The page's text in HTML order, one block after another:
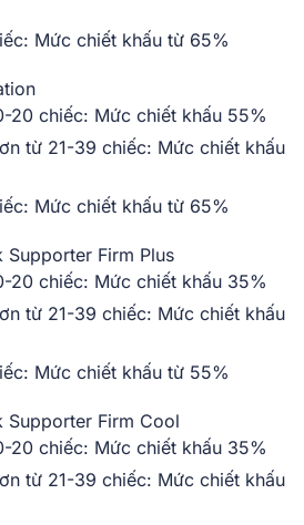
Mức chiết khấu từ 65%
20 chiếc: Mức chiết khấu 55%
từ 21-39 chiếc: Mức chiết khấu
Mức chiết khấu từ 65%
Supporter Firm Plus
20 chiếc: Mức chiết khấu 35%
từ 21-39 chiếc: Mức chiết khấu
Mức chiết khấu từ 55%
Supporter Firm Cool
20 chiếc: Mức chiết khấu 35%
từ 21-39 chiếc: Mức chiết khấu